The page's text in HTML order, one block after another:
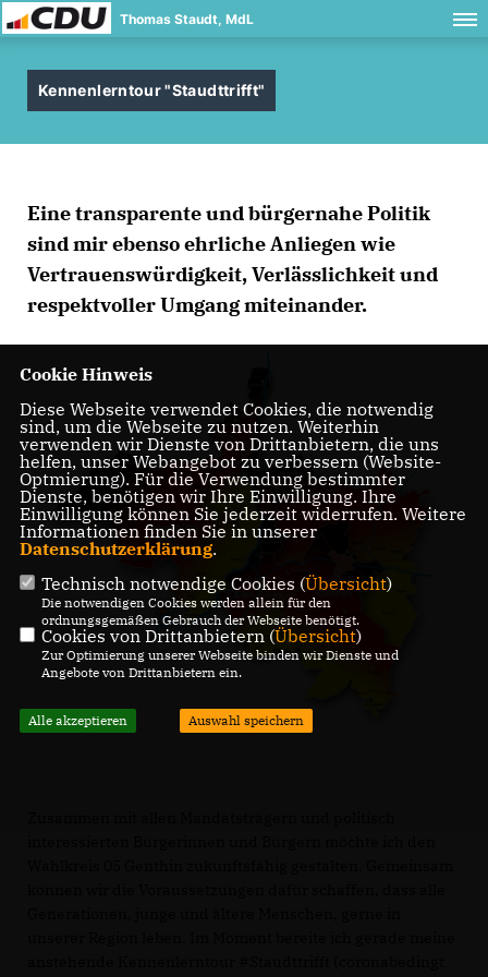
Thomas Staudt, MdL
Kennenlerntour "Staudttrifft"
Eine transparente und bürgernahe Politik
sind mir ebenso ehrliche Anliegen wie
Vertrauenswürdigkeit, Verlässlichkeit und
respektvoller Umgang miteinander.
Cookie Hinweis
Diese Webseite verwendet Cookies, die notwendig
sind, um die Webseite zu nutzen. Weiterhin
verwenden wir Dienste von Drittanbietern, die uns
helfen, unser Webangebot zu verbessern (Website-
Optmierung). Für die Verwendung bestimmter
Dienste, benötigen wir Ihre Einwilligung. Ihre
Einwilligung können Sie jederzeit widerrufen. Weitere
Informationen finden Sie in unserer
Datenschutzerklärung.
Technisch notwendige Cookies (Übersicht)
Die notwendigen Cookies werden allein für den
ordnungsgemäßen Gebrauch der Webseite benötigt.
Cookies von Drittanbietern (Übersicht)
Zur Optimierung unserer Webseite binden wir Dienste und
Angebote von Drittanbietern ein.
Alle akzeptieren Auswahl speichern